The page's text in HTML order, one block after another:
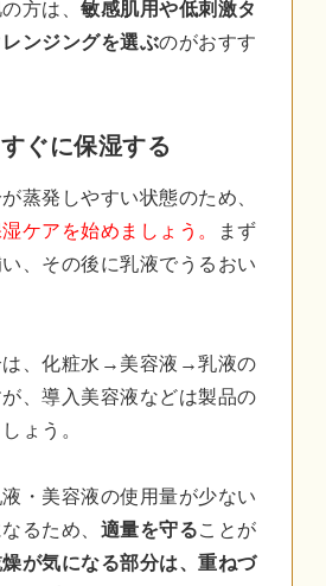
方は、 敏感肌用や低刺激タ
ンジングを選ぶのがおすす
ぐに保湿する
蒸発しやすい状態のため、
ケアを始めましょう。
まず
、その後に乳液でうるおい
は、化粧水→美容液→乳液の
、導入美容液などは製品の
ょう。
・美容液の使用量が少ない
るため、 適量を守ることが
が気になる部分は、重ねづ